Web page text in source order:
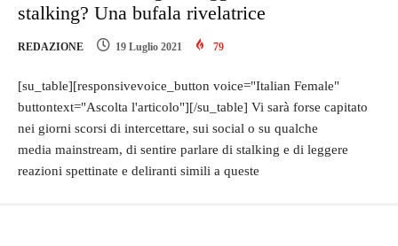
stalking? Una bufala rivelatrice
REDAZIONE 19 Luglio 2021 79
[su_table][responsivevoice_button voice="Italian Female"
buttontext="Ascolta l'articolo"][/su_table] Vi sarà forse capitato
nei giorni scorsi di intercettare, sui social o su qualche
media mainstream, di sentire parlare di stalking e di leggere
reazioni spettinate e deliranti simili a queste